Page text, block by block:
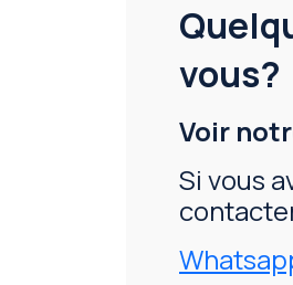
vous?
Voir
Si vous